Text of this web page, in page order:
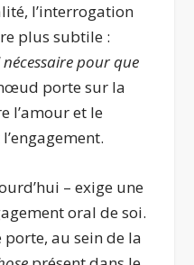
l’interrogation
plus subtile :
pour que
porte sur la
l’amour et le
– exige une
oral de soi.
porte, au sein de la